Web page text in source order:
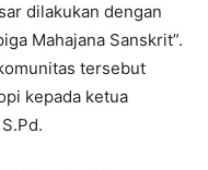
dilakukan dengan
Mahajana Sanskrit”.
tersebut
kepada ketua